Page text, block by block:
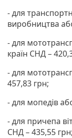
- для
виробництва
- для
країн СНД –
- для
457,83 грн;
- для мопедів
- для причепа
СНД – 435,55 грн;